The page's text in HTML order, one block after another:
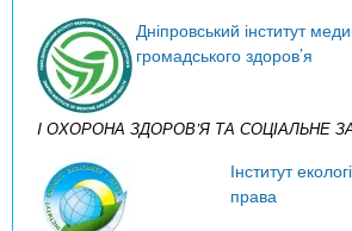
Дніпровський інститут
громадського здоров’я
I ОХОРОНА ЗДОРОВ’Я ТА СОЦІАЛЬНЕ
Інститут
права